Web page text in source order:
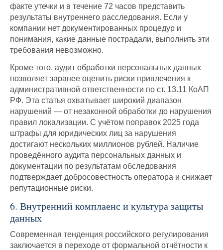
факте утечки и в течение 72 часов представить
результаты внутреннего расследования. Если у
компании нет документированных процедур и
понимания, какие данные пострадали, выполнить эти
требования невозможно.
Кроме того, аудит обработки персональных данных
позволяет заранее оценить риски привлечения к
административной ответственности по ст. 13.11 КоАП
РФ. Эта статья охватывает широкий диапазон
нарушений — от незаконной обработки до нарушения
правил локализации. С учётом поправок 2025 года
штрафы для юридических лиц за нарушения
достигают нескольких миллионов рублей. Наличие
проведённого аудита персональных данных и
документации по результатам обследования
подтверждает добросовестность оператора и снижает
репутационные риски.
6. Внутренний комплаенс и культура защиты
данных
Современная тенденция российского регулирования
заключается в переходе от формальной отчётности к